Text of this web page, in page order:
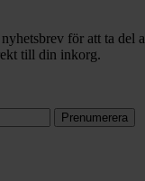
för att ta del
till din inkorg.
Prenumerera